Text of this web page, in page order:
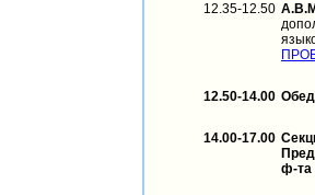
12.35-12.50
12.50-14.00 Обед
14.00-17.00
ф-та